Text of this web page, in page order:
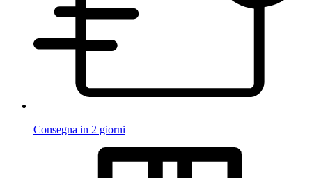
Consegna in 2 giorni